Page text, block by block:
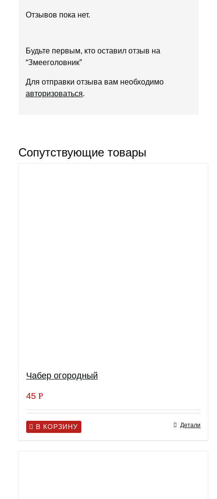
Отзывов пока нет.
Будьте первым, кто оставил отзыв на
“Змееголовник”
Для отправки отзыва вам необходимо
авторизоваться.
Сопутствующие товары
Чабер огородный
45 Р
В КОРЗИНУ Детали